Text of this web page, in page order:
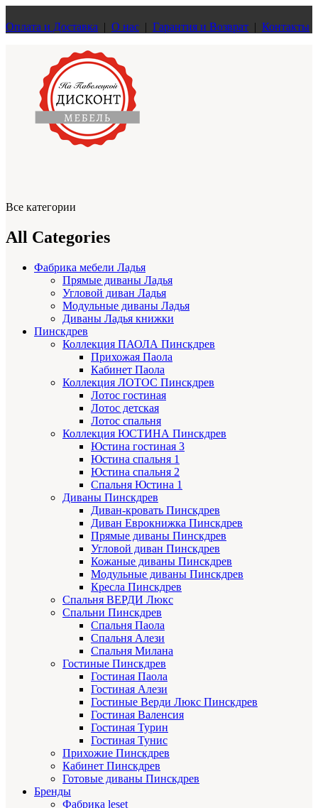
Оплата и Доставка | О нас | Гарантия и Возврат | Контакты
Все категории
All Categories
Фабрика мебели Ладья
Прямые диваны Ладья
Угловой диван Ладья
Модульные диваны Ладья
Диваны Ладья книжки
Пинскдрев
Коллекция ПАОЛА Пинскдрев
Прихожая Паола
Кабинет Паола
Коллекция ЛОТОС Пинскдрев
Лотос гостиная
Лотос детская
Лотос спальня
Коллекция ЮСТИНА Пинскдрев
Юстина гостиная 3
Юстина спальня 1
Юстина спальня 2
Спальня Юстина 1
Диваны Пинскдрев
Диван-кровать Пинскдрев
Диван Еврокнижка Пинскдрев
Прямые диваны Пинскдрев
Угловой диван Пинскдрев
Кожаные диваны Пинскдрев
Модульные диваны Пинскдрев
Кресла Пинскдрев
Спальня ВЕРДИ Люкс
Спальни Пинскдрев
Спальня Паола
Спальня Алези
Спальня Милана
Гостиные Пинскдрев
Гостиная Паола
Гостиная Алези
Гостиные Верди Люкс Пинскдрев
Гостиная Валенсия
Гостиная Турин
Гостиная Тунис
Прихожие Пинскдрев
Кабинет Пинскдрев
Готовые диваны Пинскдрев
Бренды
Фабрика leset